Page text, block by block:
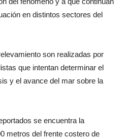
en distintos sectores del
son realizadas por
que intentan determinar el
y el avance del mar sobre la
se encuentra la
metros del frente costero de